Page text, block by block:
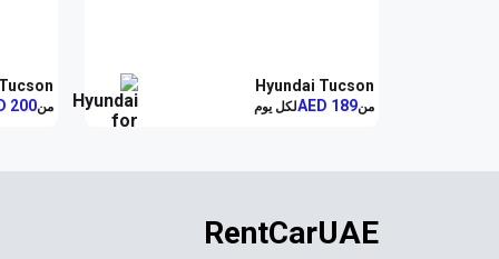
احجز الآن وانطلق في رحلتك
Hyundai Tucson
منAED 189لكل يوم من200
RentCarUAE